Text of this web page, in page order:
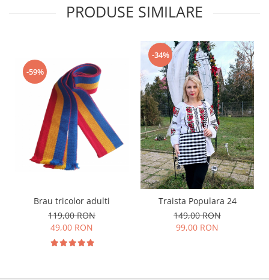
PRODUSE SIMILARE
-59%
Brau tricolor adulti
119,00 RON
49,00 RON
-34%
Traista Populara 24
149,00 RON
99,00 RON